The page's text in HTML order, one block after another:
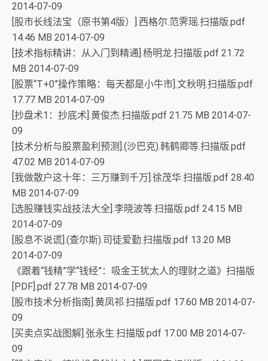
2014-07-09
[股市长线法宝（原书第4版）].西格尔.范霁瑶.扫描版.pdf
14.46 MB 2014-07-09
[技术指标精讲：从入门到精通].杨明龙.扫描版.pdf 21.72
MB 2014-07-09
[股票“T+0”操作策略：每天都是小牛市].文秋明.扫描版.pdf
17.77 MB 2014-07-09
[抄盘术1：抄底术].黄俊杰.扫描版.pdf 21.75 MB 2014-07-
09
[技术分析与股票盈利预测].(沙巴克).韩鹤卿等.扫描版.pdf
47.02 MB 2014-07-09
[我做散户这十年：三万赚到千万].徐茂华.扫描版.pdf 28.40
MB 2014-07-09
[选股赚钱实战技法大全].李晓波等.扫描版.pdf 24.15 MB
2014-07-09
[股息不说谎].(查尔斯).司徒爱勤.扫描版.pdf 13.20 MB
2014-07-09
《跟着“钱精”学“钱经”：吸金王犹太人的理财之道》扫描版
[PDF].pdf 27.78 MB 2014-07-09
[股市技术分析指南].黄凤祁.扫描版.pdf 17.60 MB 2014-07-
09
[买卖点实战图解].张永生.扫描版.pdf 17.00 MB 2014-07-
09